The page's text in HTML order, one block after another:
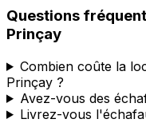
Questions
Prinçay
Combien coûte la
Prinçay ?
Avez-vous des
Livrez-vous